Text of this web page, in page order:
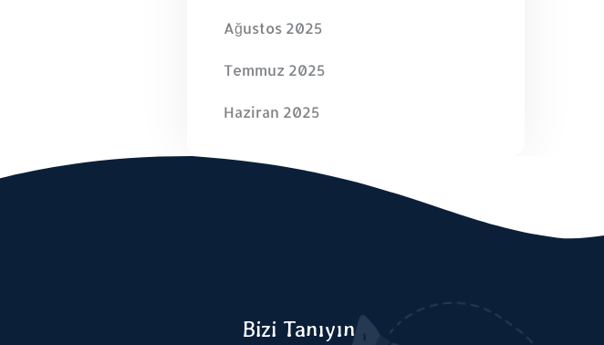
Ağustos 2025
Temmuz 2025
Haziran 2025
Bizi Tanıyın